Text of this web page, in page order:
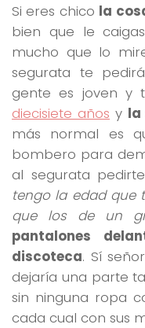
Si eres chico la
bien que le
mucho que lo
segurata te
gente es joven y
diecisiete años y la
más normal es
bombero para
al segurata
tengo la edad que
que los de un
pantalones
discoteca. Sí
dejaría una parte
sin ninguna ropa
cada cual con sus